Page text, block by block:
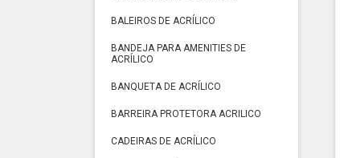
BALEIROS DE ACRÍLICO
BANDEJA PARA AMENITIES DE
ACRÍLICO
BANQUETA DE ACRÍLICO
BARREIRA PROTETORA ACRILICO
CADEIRAS DE ACRÍLICO